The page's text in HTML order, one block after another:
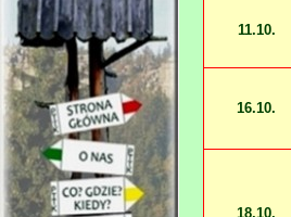
11.10.
16.10.
18.10.